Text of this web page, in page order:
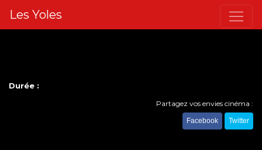
Les Yoles
Durée :
Partagez vos envies cinéma :
Facebook Twitter